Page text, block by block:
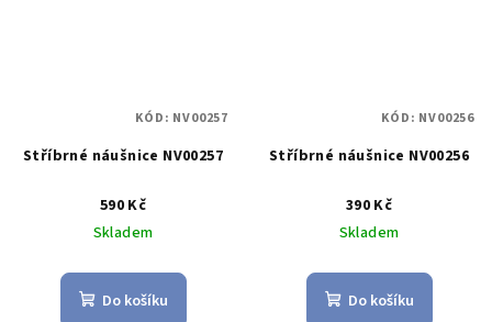
Stříbrné náušnice NV00257
590 Kč
Skladem
Do košíku
KÓD: NV00257
Stříbrné náušnice NV00256
390 Kč
Skladem
Do košíku
KÓD: NV00256